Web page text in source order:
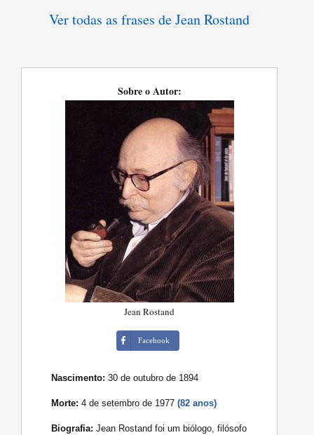
Ver todas as frases de Jean Rostand
Sobre o Autor:
Jean Rostand
Facebook
Nascimento: 30 de outubro de 1894
Morte: 4 de setembro de 1977(82 anos)
Biografia: Jean Rostand foi um biólogo, filósofo